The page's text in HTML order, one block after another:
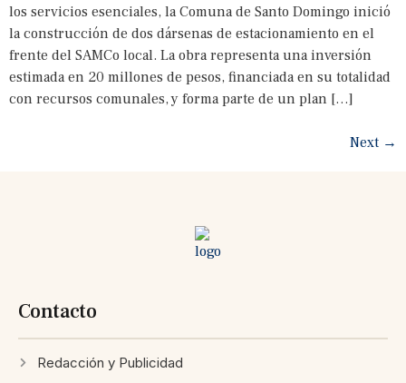
los servicios esenciales, la Comuna de Santo Domingo inició
la construcción de dos dársenas de estacionamiento en el
frente del SAMCo local. La obra representa una inversión
estimada en 20 millones de pesos, financiada en su totalidad
con recursos comunales, y forma parte de un plan […]
Next →
Contacto
Redacción y Publicidad